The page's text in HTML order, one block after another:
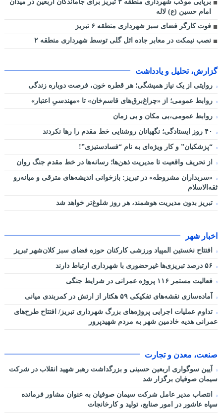
برپایی موکب شهرداری منطقه ۳ تبریز برای جاماندگان اربعین در میدان
امام حسین (ع) لاله
فوت کارگر فضای سبز شهرداری منطقه ۶ تبریز
نصب نیمکت در معابر جاده ائل گلی توسط شهرداری منطقه ۲
گزارش، تحلیل و یادداشت
روایتی از یک نیاز همیشگی؛ هر قطره خون، فرصت دوباره زندگی
روابط عمومی؛ از «چراغ‌برق‌های قاسم‌خان» تا «مهندسیِ اعتبار»
روابط عمومی،بی مکان و بی زمان
“پزشکیان” و کار ویژه‌ای به نام “فسادستیزی”!
از تحریف واقعیت تا مدیریت ذهن‌ها؛ رسانه‌ها در خط مقدم جنگ روان
«سربداران مشروطه» در تبریز: بازخوانی اندیشه‌های مترقی و میانه‌رو
ثقه‌الاسلام
تبریز بدون مدیریت هوشمند، هر روز شلوغ‌تر خواهد شد
اخبار شهر
افتتاح نخستین المپیاد ورزشی کارکنان حوزه فضای سبز کلان‌شهر تبریز
فعالیت مستمر ۱۱۶ پروژه عمرانی در شرایط جنگی
آماده‌سازی نقشه‌های تفکیکی ۵۹ هکتار از ارتش در کمربندی میانی
تداوم عملیات اجرایی پروژه‌های بزرگ شهرداری تبریز/ افتتاح طرح‌های
عمرانی هدیه خادمین شهر به مردم شهیدپرور
صنعت، معدن و تجارت
آیین سوگواری اربعین حسینی و بزرگداشت رهبر شهید انقلاب در شرکت
سیمان صوفیان برگزار شد
انتصاب مدیر عامل شرکت سیمان صوفیان به عنوان مشاور فرمانده
سپاه عاشور در امور صنایع، تولید و کارخانجات